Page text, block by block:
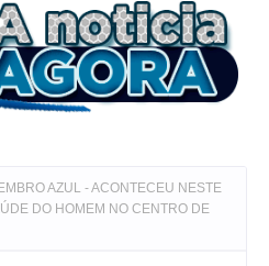
AZUL - ACONTECEU NESTE
DO HOMEM NO CENTRO DE